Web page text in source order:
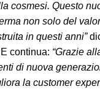
cosmesi. Questo
non solo del
in questi anni”
continua: “Grazie
di nuova
la customer